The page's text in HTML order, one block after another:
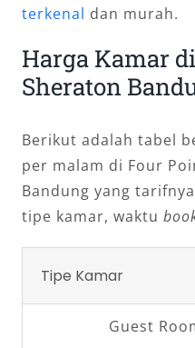
terkenal dan murah.
Harga Kamar
Sheraton
Berikut adalah tabel
per malam di Four
Bandung yang
tipe kamar, waktu
Tipe Kamar
Guest